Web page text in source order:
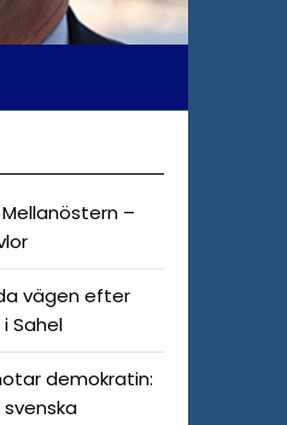
–
vägen efter
Sahel
demokratin: